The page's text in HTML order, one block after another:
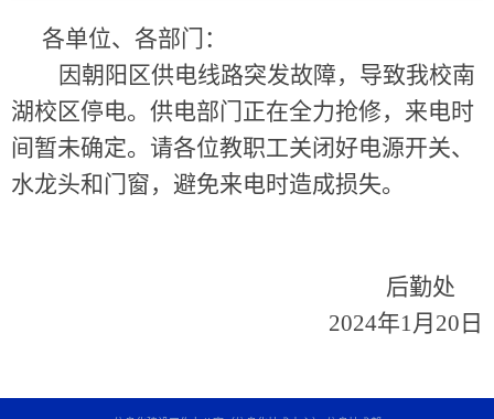
各单位、各部门：
因朝阳区供电线路突发故障，导致我校南
湖校区停电。供电部门正在全力抢修，来电时
间暂未确定。请各位教职工关闭好电源开关、
水龙头和门窗，避免来电时造成损失。
后勤处
2024年1月20日